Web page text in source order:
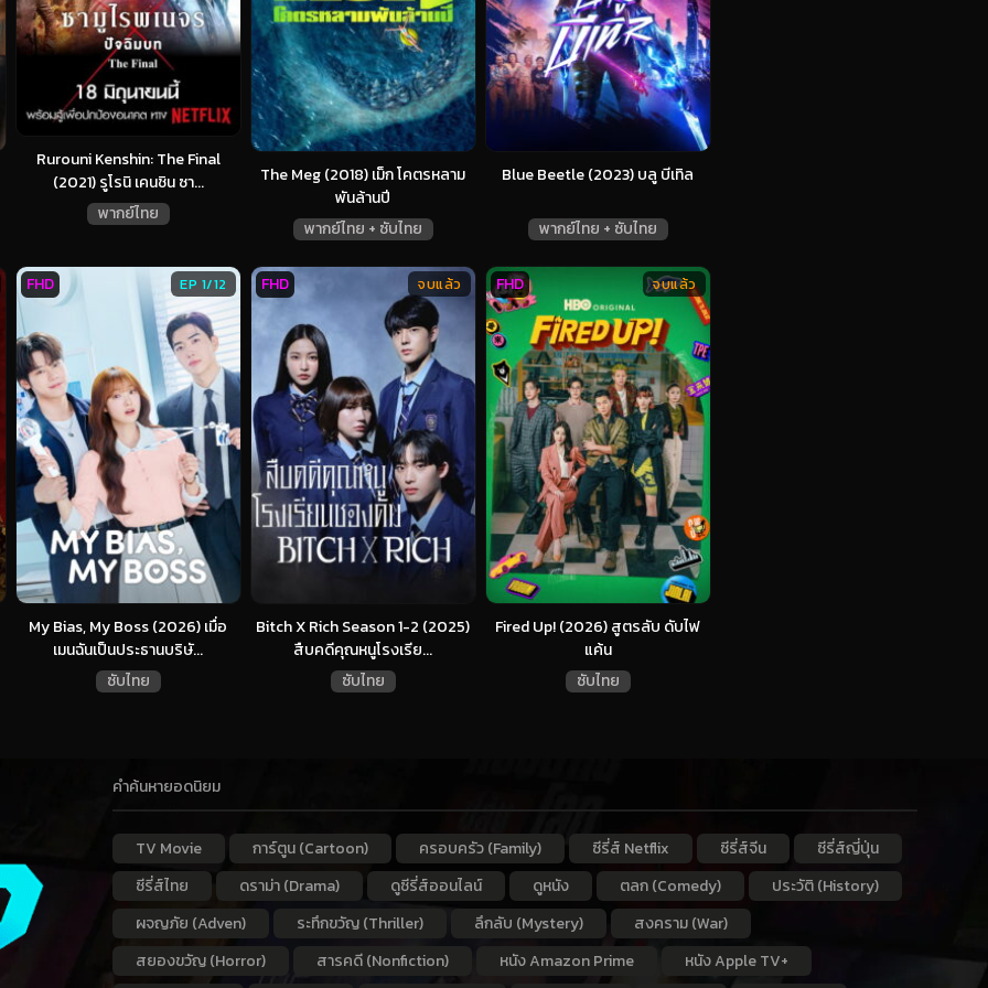
Rurouni Kenshin: The Final
(2021) รูโรนิ เคนชิน ซา...
พากย์ไทย
The Meg (2018) เม็ก โคตรหลาม
พันล้านปี
พากย์ไทย + ซับไทย
Blue Beetle (2023) บลู บีเทิล
พากย์ไทย + ซับไทย
My Bias, My Boss (2026) เมื่อ
เมนฉันเป็นประธานบริษั...
ซับไทย
EP 1/12
FHD
Bitch X Rich Season 1-2 (2025)
สืบคดีคุณหนูโรงเรีย...
ซับไทย
จบแล้ว
FHD
Fired Up! (2026) สูตรลับ ดับไฟ
แค้น
ซับไทย
จบแล้ว
FHD
คำค้นหายอดนิยม
TV Movie การ์ตูน (Cartoon) ครอบครัว (Family) ซีรี่ส์ Netflix ซีรี่ส์จีน
ซีรี่ส์ญี่ปุ่น
ซีรี่ส์ไทย
ดราม่า (Drama) ดูซีรี่ส์ออนไลน์ ดูหนัง ตลก (Comedy)
ประวัติ (History)
ผจญภัย (Adven)
ระทึกขวัญ (Thriller) ลึกลับ (Mystery)
สงคราม (War)
สยองขวัญ (Horror)
สารคดี (Nonfiction) หนัง Amazon Prime
หนัง Apple TV+